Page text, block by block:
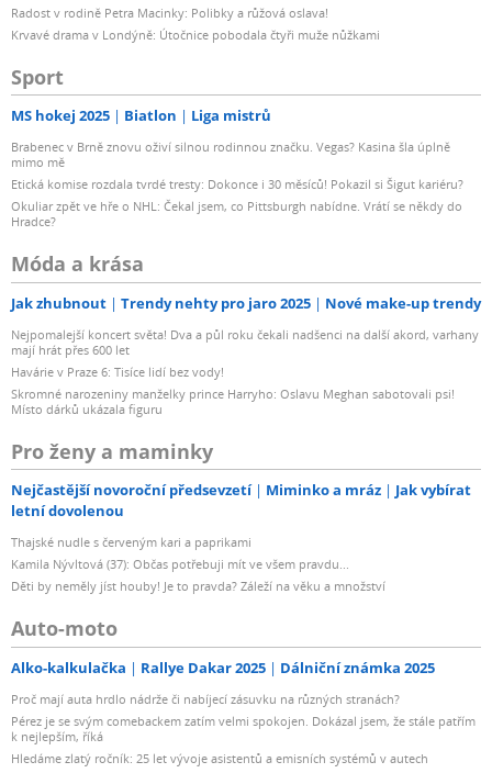
Radost v rodině Petra Macinky: Polibky a růžová oslava!
Krvavé drama v Londýně: Útočnice pobodala čtyři muže nůžkami
Sport
MS hokej 2025 Biatlon Liga mistrů
Brabenec v Brně znovu oživí silnou rodinnou značku. Vegas? Kasina šla úplně
mimo mě
Etická komise rozdala tvrdé tresty: Dokonce i 30 měsíců! Pokazil si Šigut kariéru?
Okuliar zpět ve hře o NHL: Čekal jsem, co Pittsburgh nabídne. Vrátí se někdy do
Hradce?
Móda a krása
Jak zhubnout Trendy nehty pro jaro 2025 Nové make-up trendy
Nejpomalejší koncert světa! Dva a půl roku čekali nadšenci na další akord, varhany
mají hrát přes 600 let
Havárie v Praze 6: Tisíce lidí bez vody!
Skromné narozeniny manželky prince Harryho: Oslavu Meghan sabotovali psi!
Místo dárků ukázala figuru
Pro ženy a maminky
Nejčastější novoroční předsevzetí Miminko a mráz
Jak vybírat
letní dovolenou
Thajské nudle s červeným kari a paprikami
Kamila Nývltová (37): Občas potřebuji mít ve všem pravdu...
Děti by neměly jíst houby! Je to pravda? Záleží na věku a množství
Auto-moto
Alko-kalkulačka Rallye Dakar 2025 Dálniční známka 2025
Proč mají auta hrdlo nádrže či nabíjecí zásuvku na různých stranách?
Pérez je se svým comebackem zatím velmi spokojen. Dokázal jsem, že stále patřím
k nejlepším, říká
Hledáme zlatý ročník: 25 let vývoje asistentů a emisních systémů v autech